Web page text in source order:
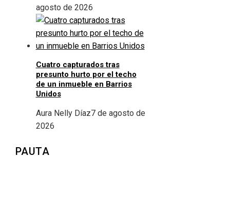
agosto de 2026
Cuatro capturados tras
presunto hurto por el techo
de un inmueble en Barrios
Unidos
Aura Nelly Díaz7 de agosto de
2026
PAUTA